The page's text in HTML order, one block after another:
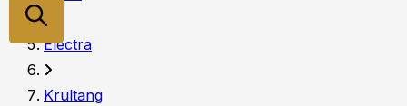
Electra
Krultang